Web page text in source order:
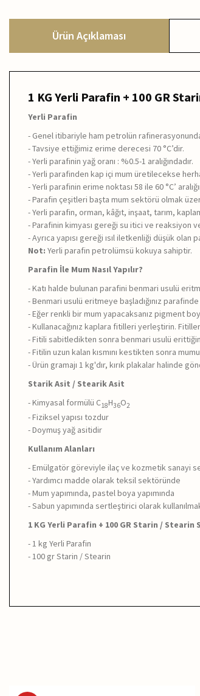
Ürün Açıklaması
1 KG Yerli Parafin + 100 GR
Yerli Parafin
- Genel itibariyle ham petrolün
- Tavsiye ettiğimiz erime derecesi 70 °C’dir.
- Yerli parafinin yağ oranı : %0.5-1 aralığındadır.
- Yerli parafinden kap içi mum üretilecekse
- Yerli parafinin erime noktası 58 ile 60 °C’
- Parafin çeşitleri başta mum sektörü olmak
- Yerli parafin, orman, kâğıt, inşaat, tarım,
- Parafinin kimyası gereği su itici ve reaksiyon
- Ayrıca yapısı gereği ısıl iletkenliği düşük
Not: Yerli parafin petrolümsü kokuya sahiptir.
Parafin İle Mum Nasıl Yapılır?
- Katı halde bulunan parafini benmari usulü
- Benmari usulü eritmeye başladığınız
- Eğer renkli bir mum yapacaksanız pigment
- Kullanacağınız kaplara fitilleri yerleştirin.
- Fitili sabitledikten sonra benmari usulü
- Fitilin uzun kalan kısmını kestikten sonra
- Ürün gramajı 1 kg'dır, kırık plakalar halinde
Starik Asit / Stearik Asit
- Kimyasal formülü C18H36O2
- Fiziksel yapısı tozdur
- Doymuş yağ asitidir
Kullanım Alanları
- Emülgatör göreviyle ilaç ve kozmetik sanayi
- Yardımcı madde olarak teksil sektöründe
- Mum yapımında, pastel boya yapımında
- Sabun yapımında sertleştirici olarak
1 KG Yerli Parafin + 100 GR Starin /
- 1 kg Yerli Parafin
- 100 gr Starin / Stearin